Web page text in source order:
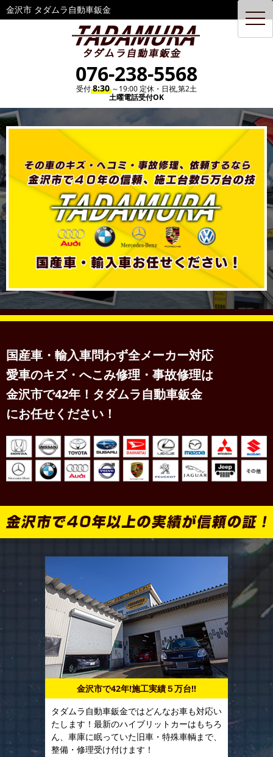
金沢市 タダムラ自動車鈑金
076-238-5568
受付8:30 ～19:00 定休・日祝,第2土
土曜電話受付OK
国産車・輸入車問わず全メーカー対応
愛車のキズ・へこみ修理・事故修理は
金沢市で42年！タダムラ自動車鈑金
にお任せください！
金沢市で42年!施工実績５万台!!
タダムラ自動車鈑金ではどんなお車も対応い
たします！最新のハイブリットカーはもちろ
ん、車庫に眠っていた旧車・特殊車輌まで、
整備・修理受け付けます！